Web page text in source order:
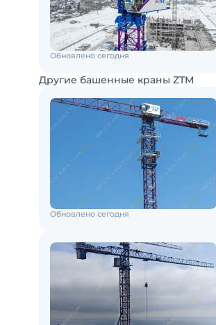
Обновлено сегодня
Другие башенные краны ZTM
Обновлено сегодня